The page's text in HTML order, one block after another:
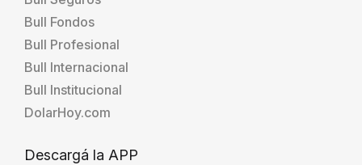
Bull Fondos
Bull Profesional
Bull Internacional
Bull Institucional
DolarHoy.com
Descargá la APP